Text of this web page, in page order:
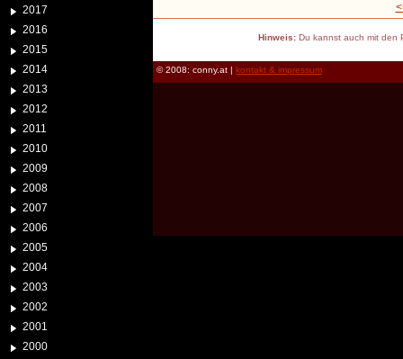
2017
2016
2015
2014
2013
2012
2011
2010
2009
2008
2007
2006
2005
2004
2003
2002
2001
2000
Hinweis:Du kannst auch mit den
© 2008: conny.at | kontakt & impressum